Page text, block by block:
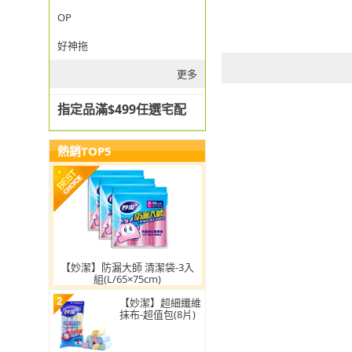
OP
好神拖
更多
指定品滿$499任選宅配
熱銷TOP5
【妙潔】防漏大師 清潔袋-3入
組(L/65×75cm)
2
【妙潔】超細纖維
抹布-超值包(8片)